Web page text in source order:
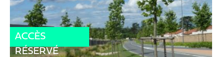
CONFÉRENCE
ACTUALITÉ
ACCÈS
RÉSERVÉ